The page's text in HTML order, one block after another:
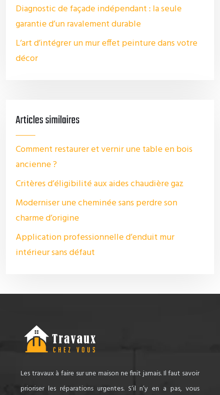
Diagnostic de façade indépendant : la seule
garantie d’un ravalement durable
L’art d’intégrer un mur effet peinture dans votre
décor
Articles similaires
Comment restaurer et vernir une table en bois
ancienne ?
Critères d’éligibilité aux aides chaudière gaz
Moderniser une cheminée sans perdre son
charme d’origine
Application professionnelle d’enduit mur
intérieur sans défaut
Les travaux à faire sur une maison ne finit jamais. Il faut savoir
prioriser les réparations urgentes. S’il n’y en a pas, vous